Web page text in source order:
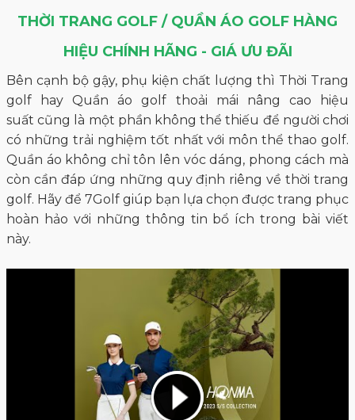
THỜI TRANG GOLF / QUẦN ÁO GOLF HÀNG
HIỆU CHÍNH HÃNG - GIÁ ƯU ĐÃI
Bên cạnh bộ gậy, phụ kiện chất lượng thì Thời Trang
golf hay Quần áo golf thoải mái nâng cao hiệu
suất cũng là một phần không thể thiếu để người chơi
có những trải nghiệm tốt nhất với môn thể thao golf.
Quần áo không chỉ tôn lên vóc dáng, phong cách mà
còn cần đáp ứng những quy định riêng về thời trang
golf. Hãy để 7Golf giúp bạn lựa chọn được trang phục
hoàn hảo với những thông tin bổ ích trong bài viết
này.